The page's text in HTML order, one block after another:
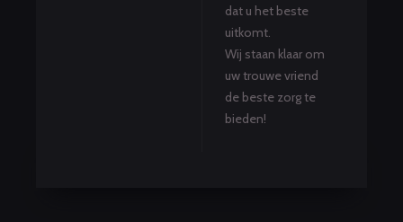
dat u het beste
uitkomt.
Wij staan klaar om
uw trouwe vriend
de beste zorg te
bieden!